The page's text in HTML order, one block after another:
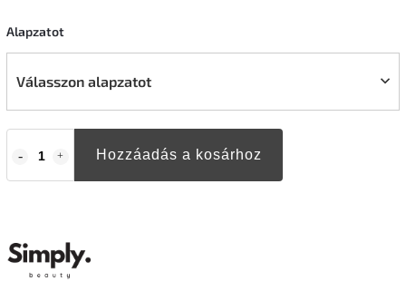
Alapzatot
Válasszon alapzatot
Hozzáadás a kosárhoz